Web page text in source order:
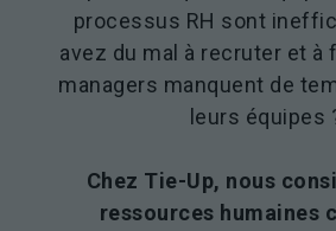
processus RH sont
avez du mal à recruter et à
managers manquent de
leurs équipes
Chez Tie-Up, nous
ressources humaines